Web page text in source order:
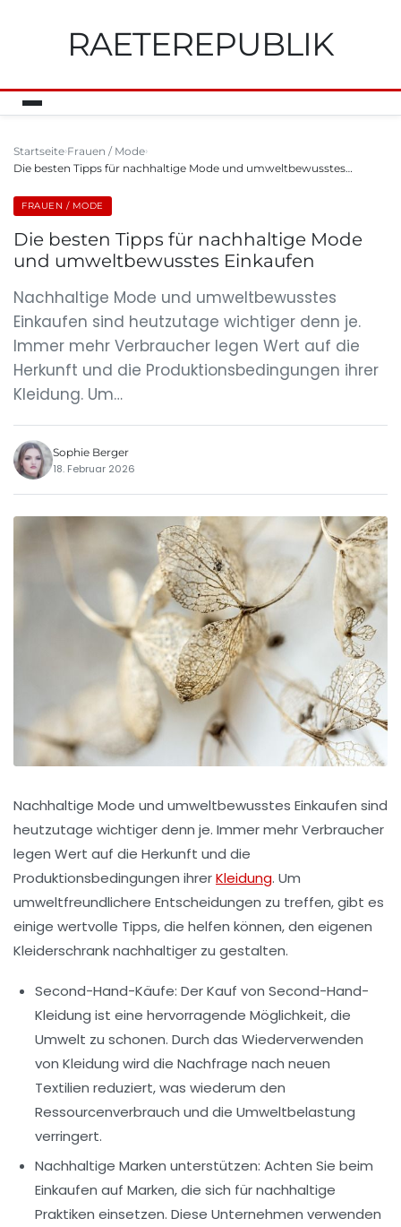
RAETEREPUBLIK
Startseite Frauen / Mode
Die besten Tipps für nachhaltige Mode und umweltbewusstes…
FRAUEN / MODE
Die besten Tipps für nachhaltige Mode
und umweltbewusstes Einkaufen
Nachhaltige Mode und umweltbewusstes
Einkaufen sind heutzutage wichtiger denn je.
Immer mehr Verbraucher legen Wert auf die
Herkunft und die Produktionsbedingungen ihrer
Kleidung. Um…
Sophie Berger
18. Februar 2026
Nachhaltige Mode und umweltbewusstes Einkaufen sind
heutzutage wichtiger denn je. Immer mehr Verbraucher
legen Wert auf die Herkunft und die
Produktionsbedingungen ihrerKleidung. Um
umweltfreundlichere Entscheidungen zu treffen, gibt es
einige wertvolle Tipps, die helfen können, den eigenen
Kleiderschrank nachhaltiger zu gestalten.
Second-Hand-Käufe: Der Kauf von Second-Hand-
Kleidung ist eine hervorragende Möglichkeit, die
Umwelt zu schonen. Durch das Wiederverwenden
von Kleidung wird die Nachfrage nach neuen
Textilien reduziert, was wiederum den
Ressourcenverbrauch und die Umweltbelastung
verringert.
Nachhaltige Marken unterstützen: Achten Sie beim
Einkaufen auf Marken, die sich für nachhaltige
Praktiken einsetzen. Diese Unternehmen verwenden